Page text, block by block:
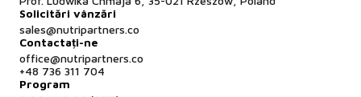
Solicitări vânzări
sales@nutripartners.co
Contactați-ne
office@nutripartners.co
+48 736 311 704
Program